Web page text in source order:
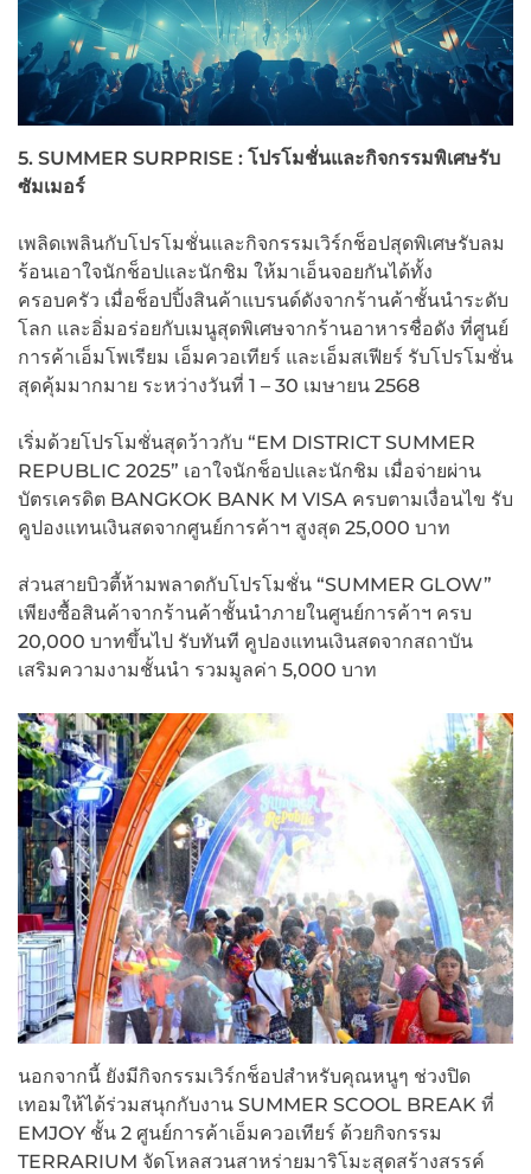
5. SUMMER SURPRISE : โปรโมชั่นและกิจกรรมพิเศษรับ
ซัมเมอร์
เพลิดเพลินกับโปรโมชั่นและกิจกรรมเวิร์กช็อปสุดพิเศษรับลม
ร้อนเอาใจนักช็อปและนักชิม ให้มาเอ็นจอยกันได้ทั้ง
ครอบครัว เมื่อช็อปปิ้งสินค้าแบรนด์ดังจากร้านค้าชั้นนำระดับ
โลก และอิ่มอร่อยกับเมนูสุดพิเศษจากร้านอาหารชื่อดัง ที่ศูนย์
การค้าเอ็มโพเรียม เอ็มควอเทียร์ และเอ็มสเฟียร์ รับโปรโมชั่น
สุดคุ้มมากมาย ระหว่างวันที่ 1 – 30 เมษายน 2568
เริ่มด้วยโปรโมชั่นสุดว้าวกับ “EM DISTRICT SUMMER
REPUBLIC 2025” เอาใจนักช็อปและนักชิม เมื่อจ่ายผ่าน
บัตรเครดิต BANGKOK BANK M VISA ครบตามเงื่อนไข รับ
คูปองแทนเงินสดจากศูนย์การค้าฯ สูงสุด 25,000 บาท
ส่วนสายบิวตี้ห้ามพลาดกับโปรโมชั่น “SUMMER GLOW”
เพียงซื้อสินค้าจากร้านค้าชั้นนำภายในศูนย์การค้าฯ ครบ
20,000 บาทขึ้นไป รับทันที คูปองแทนเงินสดจากสถาบัน
เสริมความงามชั้นนำ รวมมูลค่า 5,000 บาท
นอกจากนี้ ยังมีกิจกรรมเวิร์กช็อปสำหรับคุณหนูๆ ช่วงปิด
เทอมให้ได้ร่วมสนุกกับงาน SUMMER SCOOL BREAK ที่
EMJOY ชั้น 2 ศูนย์การค้าเอ็มควอเทียร์ ด้วยกิจกรรม
TERRARIUM จัดโหลสวนสาหร่ายมาริโมะสุดสร้างสรรค์